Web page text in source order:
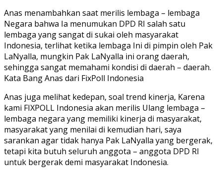
Anas menambahkan saat merilis lembaga – lembaga
Negara bahwa Ia menumukan DPD RI salah satu
lembaga yang sangat di sukai oleh masyarakat
Indonesia, terlihat ketika lembaga Ini di pimpin oleh Pak
LaNyalla, mungkin Pak LaNyalla ini orang daerah,
sehingga sangat memahami kondisi di daerah – daerah.
Kata Bang Anas dari FixPoll Indonesia
Anas juga melihat kedepan, soal trend kinerja, Karena
kami FIXPOLL Indonesia akan merilis Ulang lembaga –
lembaga negara yang memiliki kinerja di masyarakat,
masyarakat yang menilai di kemudian hari, saya
sarankan agar tidak hanya Pak LaNyalla yang bergerak,
tetapi kita butuh seluruh anggota – anggota DPD RI
untuk bergerak demi masyarakat Indonesia.